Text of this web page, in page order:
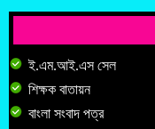
ই.এম.আই.এস সেল
শিক্ষক বাতায়ন
বাংলা সংবাদ পত্র